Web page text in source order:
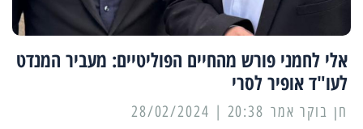
אלי לחמני פורש מהחיים הפוליטיים: מעביר המנדט
לעו"ד אופיר לסרי
20:38 | 28/02/2024